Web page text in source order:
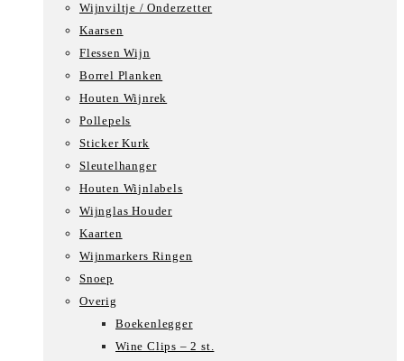
Wijnviltje / Onderzetter
Kaarsen
Flessen Wijn
Borrel Planken
Houten Wijnrek
Pollepels
Sticker Kurk
Sleutelhanger
Houten Wijnlabels
Wijnglas Houder
Kaarten
Wijnmarkers Ringen
Snoep
Overig
Boekenlegger
Wine Clips – 2 st.